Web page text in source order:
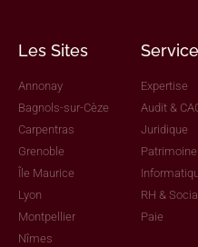
Les Sites
Annonay
Bagnols-sur-Cèze
Carpentras
Grenoble
Île Maurice
Lyon
Montpellier
Nîmes
Expertise
Audit &
Juridique
Patrimoine
RH & Social
Paie